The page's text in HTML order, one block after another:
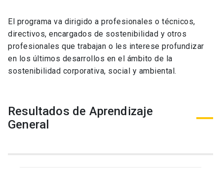
El programa va dirigido a profesionales o técnicos,
directivos, encargados de sostenibilidad y otros
profesionales que trabajan o les interese profundizar
en los últimos desarrollos en el ámbito de la
sostenibilidad corporativa, social y ambiental.
Resultados de Aprendizaje
General